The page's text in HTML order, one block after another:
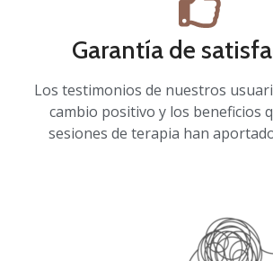
Garantía de
Los testimonios de nuestros
cambio positivo y los beneficios
sesiones de terapia han